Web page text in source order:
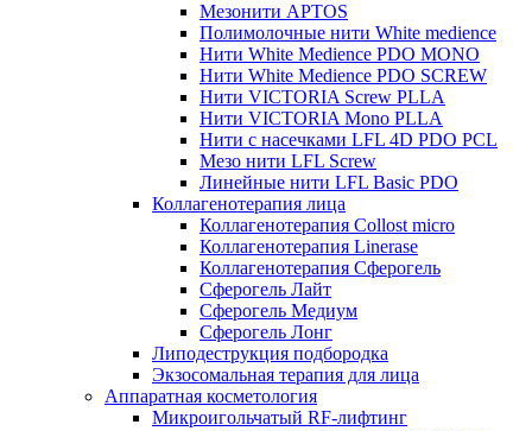
Мезонити APTOS
Полимолочные нити White medience
Нити White Medience PDO MONO
Нити White Medience PDO SCREW
Нити VICTORIA Screw PLLA
Нити VICTORIA Mono PLLA
Нити с насечками LFL 4D PDO PCL
Мезо нити LFL Screw
Линейные нити LFL Basic PDO
Коллагенотерапия лица
Коллагенотерапия Collost micro
Коллагенотерапия Linerase
Коллагенотерапия Сферогель
Сферогель Лайт
Сферогель Медиум
Сферогель Лонг
Липодеструкция подбородка
Экзосомальная терапия для лица
Аппаратная косметология
Микроигольчатый RF-лифтинг